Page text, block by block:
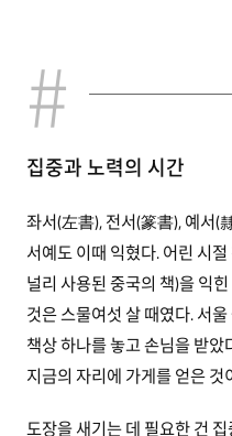
집중과 노력의 시간
좌서(左書), 전서(篆書), 예서(
서예도 이때 익혔다. 어린 시
널리 사용된 중국의 책)을 익
것은 스물여섯 살 때였다. 서
책상 하나를 놓고 손님을 받
지금의 자리에 가게를 얻은 것
도장을 새기는 데 필요한 건